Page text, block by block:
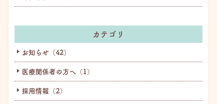
カテゴリ
お知らせ（42）
医療関係者の方へ（1）
採用情報（2）